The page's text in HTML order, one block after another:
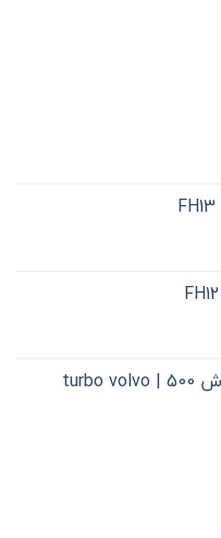
توربو شارژر ولوو اف هاش 500 | turbo volvo